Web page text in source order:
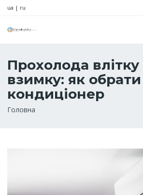
ua | ru
Прохолода
взимку: як обрати
кондиціонер
Рядок
Головна